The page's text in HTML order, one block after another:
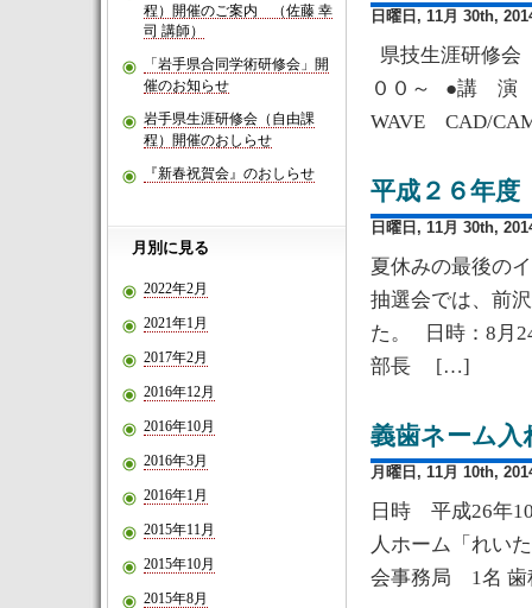
程）開催のご案内 （佐藤 幸
司 講師）
「岩手県合同学術研修会」開
催のお知らせ
岩手県生涯研修会（自由課
程）開催のおしらせ
『新春祝賀会』のおしらせ
月別に見る
2022年2月
2021年1月
2017年2月
2016年12月
2016年10月
2016年3月
2016年1月
2015年11月
2015年10月
2015年8月
日曜日, 11月 30th,
県技生涯研修会
００～ ●講 演
WAVE CAD/
平成２６年度
日曜日, 11月 30th,
夏休みの最後の
抽選会では、前
た。 日時：8月
部長 […]
義歯ネーム
月曜日, 11月 10th,
日時 平成26年
人ホーム「れい
会事務局 1名